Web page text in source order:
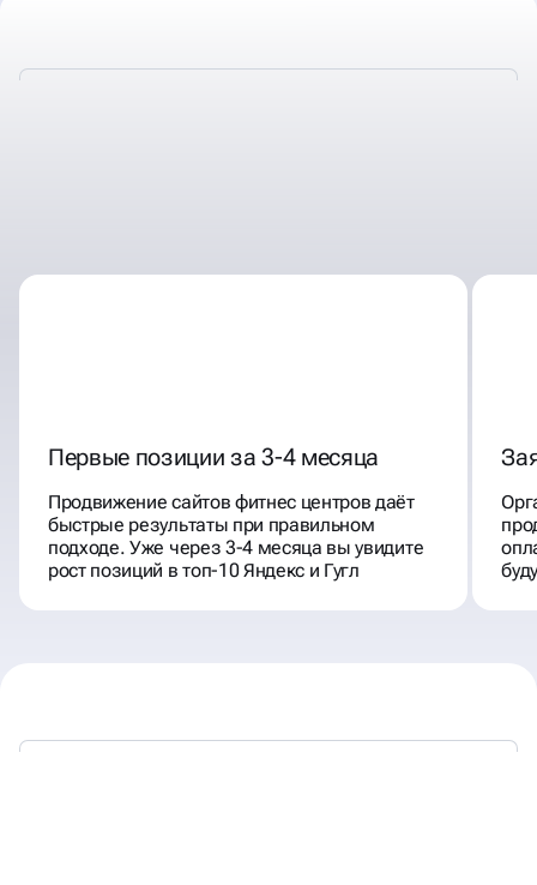
Первые позиции за 3-4 месяца
Продвижение сайтов фитнес центров даёт
быстрые результаты при правильном
подходе. Уже через 3-4 месяца вы увидите
рост позиций в топ-10 Яндекс и Гугл